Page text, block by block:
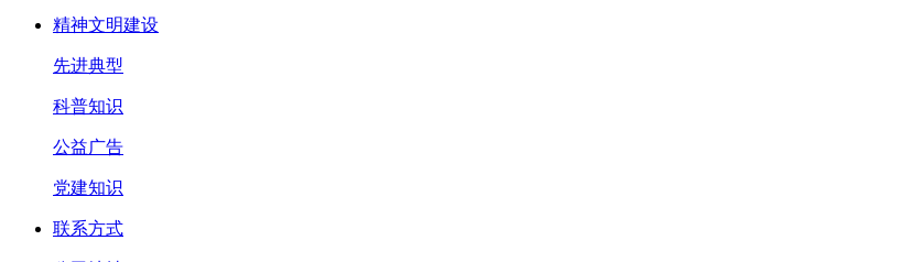
精神文明建设
先进典型
科普知识
公益广告
党建知识
联系方式